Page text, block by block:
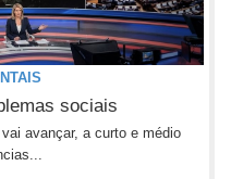
sociais
avançar, a curto e médio